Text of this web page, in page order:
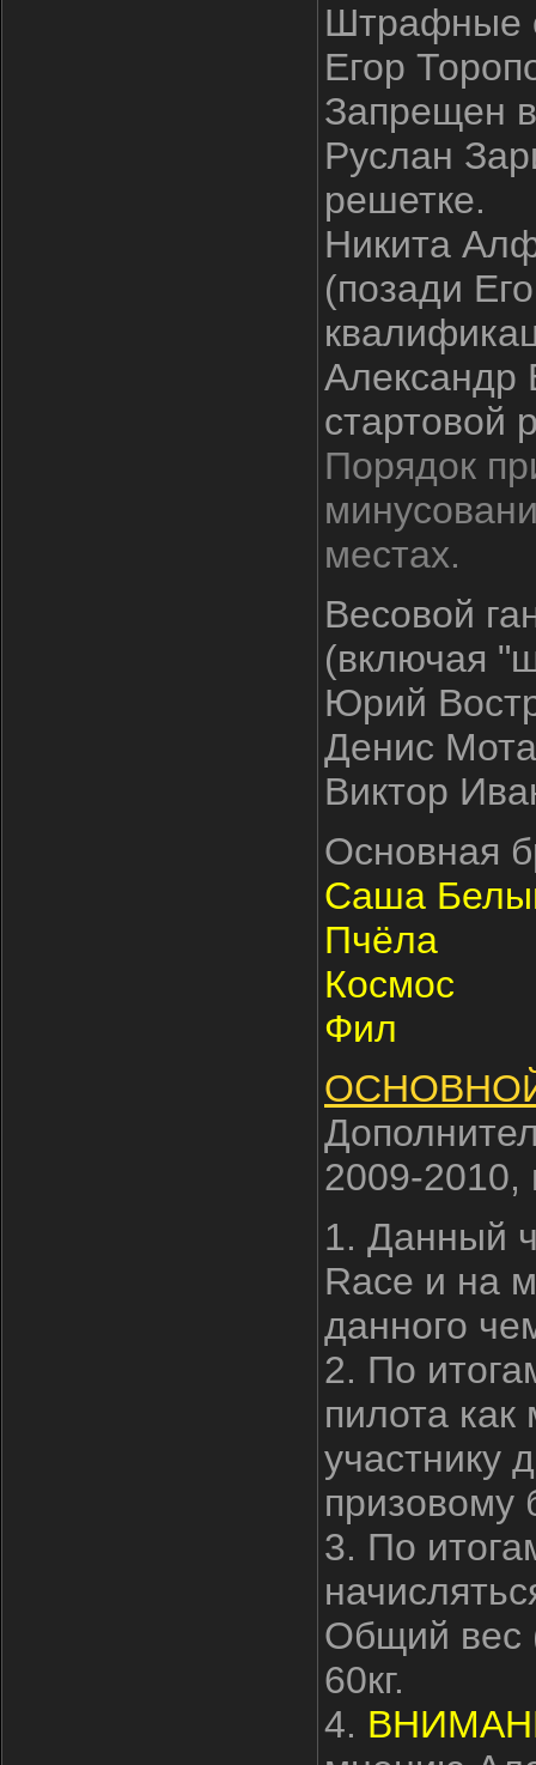
Штрафные
Егор
Запрещен
Руслан
решетке.
Никита
(позади
Александр
стартовой
Порядок
местах.
Весовой
(включая
Юрий
Денис
Виктор
Основная
Саша
Пчёла
Космос
Фил
2009-
1. Данный
Race и на
данного
2. По
пилота
участнику
призовому
3. По
Общий вес
60кг.
4.